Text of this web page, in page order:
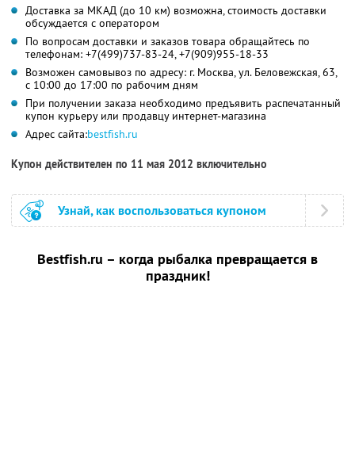
Доставка за МКАД (до 10 км) возможна, стоимость доставки
обсуждается с оператором
По вопросам доставки и заказов товара обращайтесь по
телефонам: +7(499)737-83-24, +7(909)955-18-33
Возможен самовывоз по адресу: г. Москва, ул. Беловежская, 63,
с 10:00 до 17:00 по рабочим дням
При получении заказа необходимо предъявить распечатанный
купон курьеру или продавцу интернет-магазина
Адрес сайта:bestfish.ru
Купон действителен по 11 мая 2012 включительно
Узнай, как воспользоваться купоном
Bestfish.ru – когда рыбалка превращается в
праздник!